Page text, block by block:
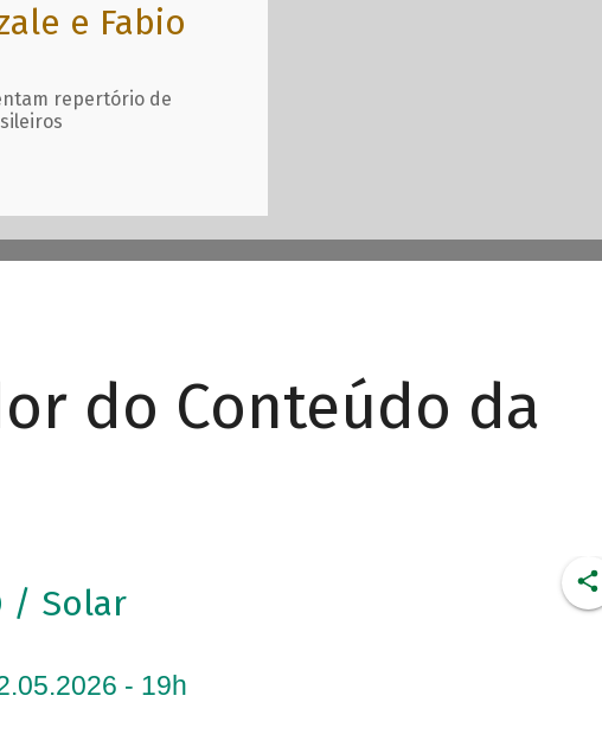
e Fabio
repertório de
do Conteúdo da
/ Solar
- 19h